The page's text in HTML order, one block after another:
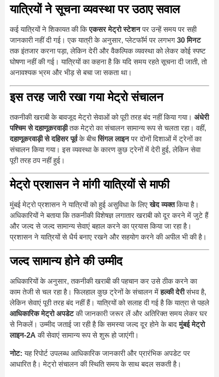
यात्रियों ने सूचना व्यवस्था पर उठाए सवाल
कई यात्रियों ने शिकायत की किएकसर मेट्रो स्टेशनपर उन्हें समय पर सही
जानकारी नहीं दी गई। एक यात्री के अनुसार, प्लेटफॉर्म पर लगभग 30 मिनट
तक इंतजार करना पड़ा, लेकिन देरी और वैकल्पिक व्यवस्था को लेकर कोई स्पष्ट
घोषणा नहीं की गई। यात्रियों का कहना है कि यदि समय रहते सूचना दी जाती, तो
अनावश्यक भ्रम और भीड़ से बचा जा सकता था।
इस तरह जारी रखा गया मेट्रो संचालन
तकनीकी खराबी के बावजूद मेट्रो सेवाओं को पूरी तरह बंद नहीं किया गया। अंधेरी
पश्चिम से दहाणूकरवाड़ीतक मेट्रो का संचालन सामान्य रूप से चलता रहा। वहीं,
दहाणूकरवाड़ी से दहिसर पूर्वके बीचसिंगल लाइनपर दोनों दिशाओं में ट्रेनों का
संचालन किया गया। इस व्यवस्था के कारण कुछ ट्रेनों में देरी हुई, लेकिन सेवा
पूरी तरह ठप नहीं हुई।
मेट्रो प्रशासन ने मांगी यात्रियों से माफी
मुंबई मेट्रो प्रशासन ने यात्रियों को हुई असुविधा के लिएखेद व्यक्तकिया है।
अधिकारियों ने बताया कि तकनीकी विशेषज्ञ लगातार खराबी को दूर करने में जुटे हैं
और जल्द से जल्द सामान्य सेवाएं बहाल करने का प्रयास किया जा रहा है।
प्रशासन ने यात्रियों से धैर्य बनाए रखने और सहयोग करने की अपील भी की है।
जल्द सामान्य होने की उम्मीद
अधिकारियों के अनुसार, तकनीकी खराबी की पहचान कर उसे ठीक करने का
काम तेजी से चल रहा है। फिलहाल कुछ ट्रेनों के संचालन मेंहल्की देरीसंभव है,
लेकिन सेवाएं पूरी तरह बंद नहीं हैं। यात्रियों को सलाह दी गई है कि यात्रा से पहले
आधिकारिक मेट्रो अपडेटकी जानकारी जरूर लें और अतिरिक्त समय लेकर घर
से निकलें। उम्मीद जताई जा रही है कि समस्या जल्द दूर होने के बादमुंबई मेट्रो
लाइन-2A की सेवाएं सामान्य रूप से शुरू हो जाएंगी।
नोट: यह रिपोर्ट उपलब्ध आधिकारिक जानकारी और प्रारंभिक अपडेट पर
आधारित है। मेट्रो संचालन की स्थिति समय के साथ बदल सकती है।